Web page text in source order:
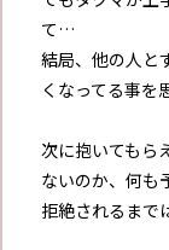
て…
結局、他の人と
くなってる事を
次に抱いてもら
ないのか、何
拒絶されるまで